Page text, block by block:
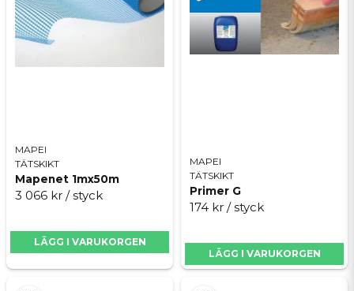
MAPEI
TÄTSKIKT
Mapenet 1mx50m
3 066 kr / styck
LÄGG I VARUKORGEN
MAPEI
TÄTSKIKT
Primer G
174 kr / styck
LÄGG I VARUKORGEN